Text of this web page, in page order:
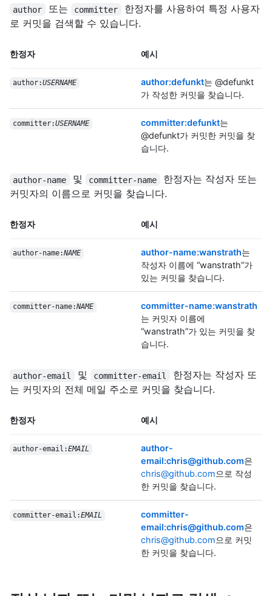
author 또는 committer
한정자를 사용하여 특정 사용자
로 커밋을 검색할 수 있습니다.
한정자 예시
author:USERNAME author:defunkt는 @defunkt
가 작성한 커밋을 찾습니다.
committer:USERNAME committer:defunkt는
@defunkt가 커밋한 커밋을 찾
습니다.
author-name 및 committer-name
한정자는 작성자 또는
커밋자의 이름으로 커밋을 찾습니다.
한정자 예시
author-name:NAME author-name:wanstrath는
작성자 이름에 “wanstrath”가
있는 커밋을 찾습니다.
committer-name:NAME
committer-name:wanstrath
는 커밋자 이름에
“wanstrath”가 있는 커밋을 찾
습니다.
author-email 및 committer-email
한정자는 작성자 또
는 커밋자의 전체 메일 주소로 커밋을 찾습니다.
한정자 예시
author-email:EMAIL
author-
email:chris@github.com은
chris@github.com으로 작성
한 커밋을 찾습니다.
committer-email:EMAIL
committer-
email:chris@github.com은
chris@github.com으로 커밋
한 커밋을 찾습니다.